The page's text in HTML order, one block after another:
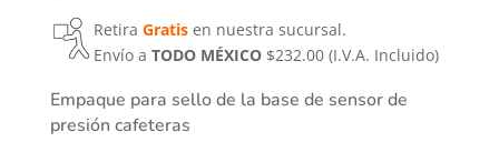
Retira Gratisen nuestra sucursal.
Envío a TODO MÉXICO$232.00 (I.V.A. Incluido)
Empaque para sello de la base de sensor de
presión cafeteras